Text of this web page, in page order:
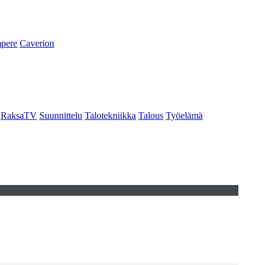
Caverion
RaksaTV Suunnittelu Talotekniikka Talous Työelämä